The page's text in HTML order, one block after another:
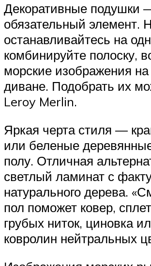
Декоративные подушки
обязательный элемент.
останавливайтесь на
комбинируйте полоску,
морские изображения
диване. Подобрать их
Leroy Merlin.
Яркая черта стиля —
или беленые
полу. Отличная
светлый ламинат с
натурального дерева.
пол поможет ковер,
грубых ниток, циновка
ковролин нейтральных